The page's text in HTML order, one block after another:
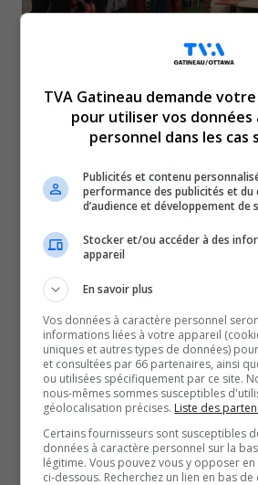
au 15 août, les Grands Feux
ciel », une expérience
gastronomique et intime
chefs locaux qui prépareront
complémenter l’expérience des
détails :Goûter le ciel • Grands
Lac-Leamy.
À lire aussi :
Les Grands Feux du Casino Lac-
pour une 29e édition
Buckingham s’anime pour les
Le Festival Franco-Ontarien dévoile
programmation
Avec les renseignements de
TVA Gatineau demande
pour utiliser vos données
personnel dans les cas
Publicités et contenu
performance des publicités et du
d’audience et développement de
Stocker et/ou accéder à des
appareil
En savoir plus
Vos données à caractère personnel
informations liées à votre appareil
uniques et autres types de données)
et consultées par 66 partenaires, ainsi
ou utilisées spécifiquement par ce site.
nous-mêmes sommes susceptibles
géolocalisation précises. Liste des
Certains fournisseurs sont susceptibles
données à caractère personnel sur la
légitime. Vous pouvez vous y opposer
ci-dessous. Recherchez un lien en bas